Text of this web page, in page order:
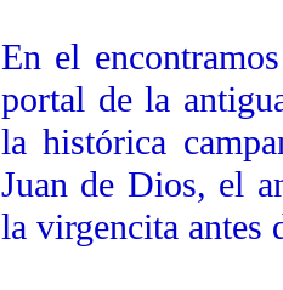
En el
portal de la
la histórica
Juan de Dios, el
la virgencita antes